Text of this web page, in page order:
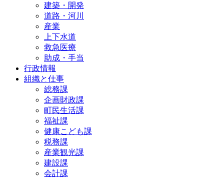
建築・開発
道路・河川
産業
上下水道
救急医療
助成・手当
行政情報
組織と仕事
総務課
企画財政課
町民生活課
福祉課
健康こども課
税務課
産業観光課
建設課
会計課